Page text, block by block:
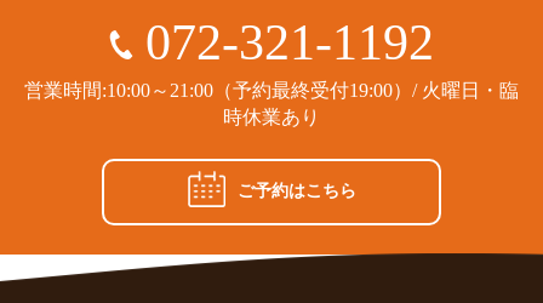
072-321-1192
営業時間:10:00～21:00（予約最終受付19:00）/ 火曜日・臨
時休業あり
ご予約はこちら